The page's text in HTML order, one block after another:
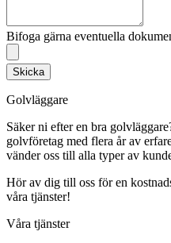
Bifoga gärna eventuella
Skicka
Golvläggare
Säker ni efter en bra
golvföretag med flera år av
vänder oss till alla typer av
Hör av dig till oss för en
våra tjänster!
Våra tjänster